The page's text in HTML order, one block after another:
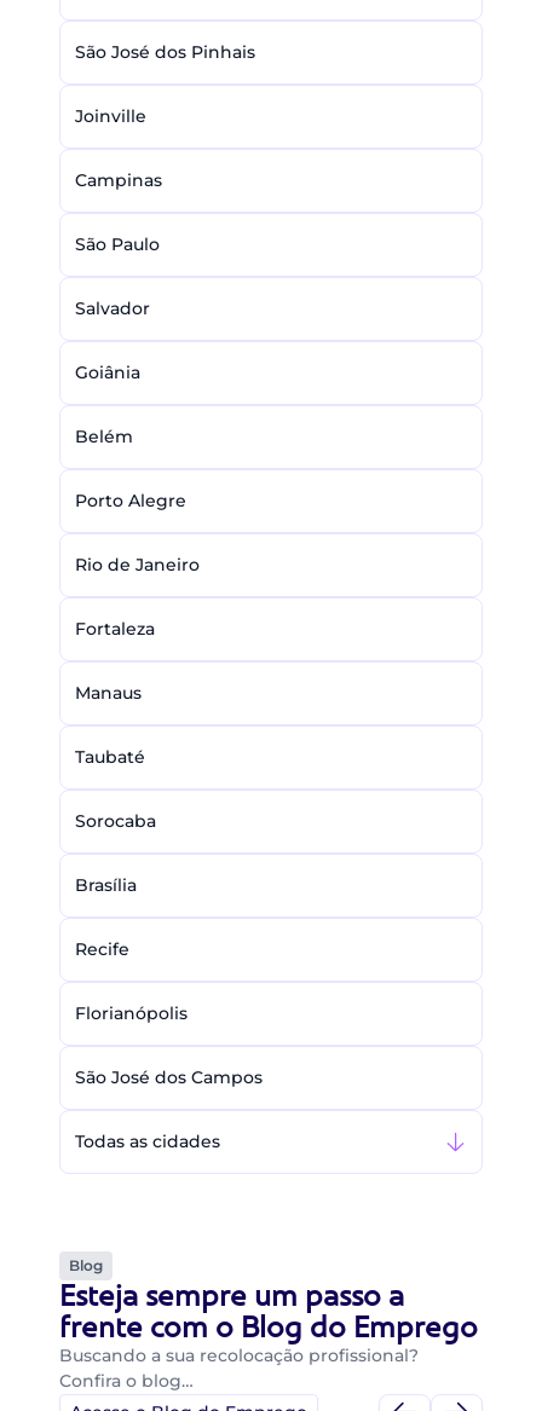
São José dos Pinhais
Joinville
Campinas
São Paulo
Salvador
Goiânia
Belém
Porto Alegre
Rio de Janeiro
Fortaleza
Manaus
Taubaté
Sorocaba
Brasília
Recife
Florianópolis
São José dos Campos
Todas as cidades
Blog
Esteja sempre um passo a
frente com o Blog do Emprego
Buscando a sua recolocação profissional?
Confira o blog…